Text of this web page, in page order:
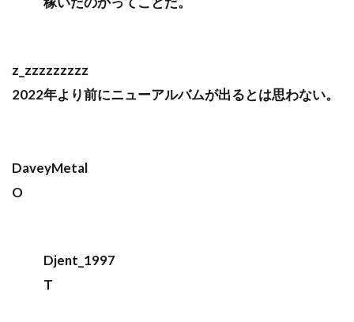
z_zzzzzzzzz
2022年より前にニューアルバムが出るとは思わない。
DaveyMetal
O
Djent_1997
T